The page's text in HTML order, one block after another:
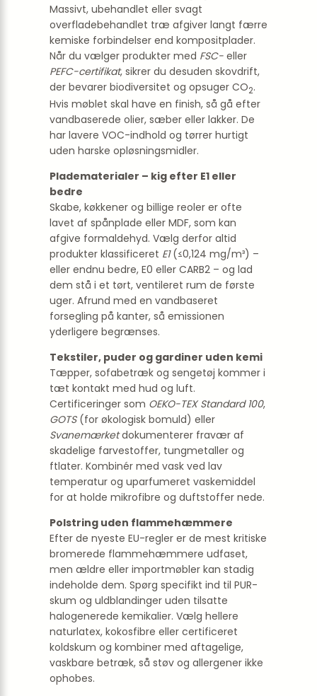
Massivt, ubehandlet eller svagt
overfladebehandlet træ afgiver langt færre
kemiske forbindelser end kompositplader.
Når du vælger produkter med FSC- eller
PEFC-certifikat, sikrer du desuden skovdrift,
der bevarer biodiversitet og opsuger CO2.
Hvis møblet skal have en finish, så gå efter
vandbaserede olier, sæber eller lakker. De
har lavere VOC-indhold og tørrer hurtigt
uden harske opløsningsmidler.
Pladematerialer – kig efter E1 eller
bedre
Skabe, køkkener og billige reoler er ofte
lavet af spånplade eller MDF, som kan
afgive formaldehyd. Vælg derfor altid
produkter klassificeret E1(≤0,124 mg/m³) –
eller endnu bedre, E0 eller CARB2 – og lad
dem stå i et tørt, ventileret rum de første
uger. Afrund med en vandbaseret
forsegling på kanter, så emissionen
yderligere begrænses.
Tekstiler, puder og gardiner uden kemi
Tæpper, sofa­betræk og sengetøj kommer i
tæt kontakt med hud og luft.
Certificeringer som OEKO-TEX Standard 100,
GOTS(for økologisk bomuld) eller
Svanemærketdokumenterer fravær af
skadelige farvestoffer, tungmetaller og
ftlater. Kombinér med vask ved lav
temperatur og uparfumeret vaskemiddel
for at holde mikrofibre og duftstoffer nede.
Polstring uden flammehæmmere
Efter de nyeste EU-regler er de mest kritiske
bromerede flammehæmmere udfaset,
men ældre eller import­møbler kan stadig
indeholde dem. Spørg specifikt ind til PUR-
skum og ­uldblandinger uden tilsatte
halogenerede kemikalier. Vælg hellere
naturlatex, kokosfibre eller certificeret
koldskum og kombiner med aftagelige,
vaskbare betræk, så støv og allergener ikke
ophobes.